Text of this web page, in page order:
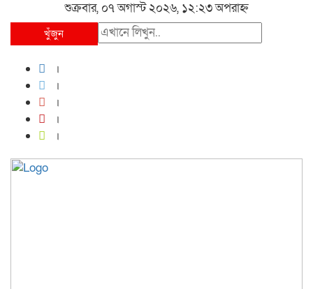
শুক্রবার, ০৭ অগাস্ট ২০২৬, ১২:২৩ অপরাহ্ন
খুঁজুন